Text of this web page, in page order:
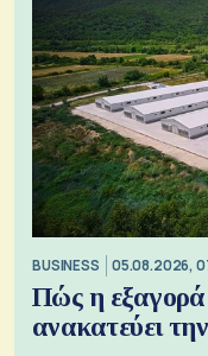
BUSINESS 05.08.2026,
Πώς η εξαγορά
ανακατεύει